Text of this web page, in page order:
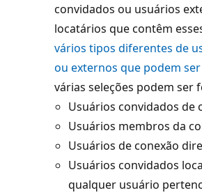
convidados ou usuários
locatários que contêm
vários tipos diferentes de
ou externos que podem
várias seleções podem ser
Usuários convidados de
Usuários membros da
Usuários de conexão
Usuários convidados
qualquer usuário